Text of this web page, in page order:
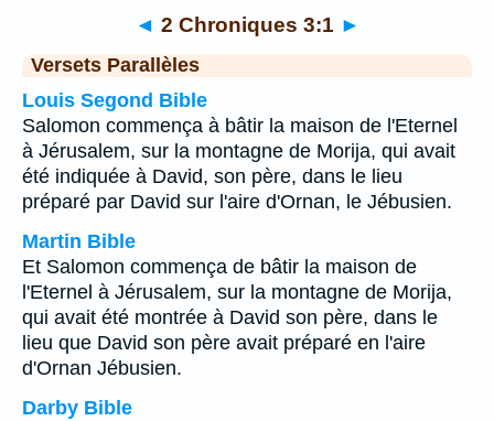
◄ 2 Chroniques 3:1 ►
Versets Parallèles
Louis Segond Bible
Salomon commença à bâtir la maison de l'Eternel
à Jérusalem, sur la montagne de Morija, qui avait
été indiquée à David, son père, dans le lieu
préparé par David sur l'aire d'Ornan, le Jébusien.
Martin Bible
Et Salomon commença de bâtir la maison de
l'Eternel à Jérusalem, sur la montagne de Morija,
qui avait été montrée à David son père, dans le
lieu que David son père avait préparé en l'aire
d'Ornan Jébusien.
Darby Bible